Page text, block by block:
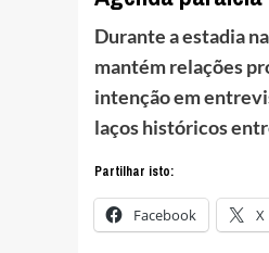
Durante a estadia
mantém relações
intenção em
laços históricos
Partilhar isto:
Facebook X